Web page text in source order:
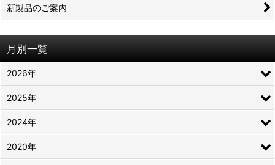
新製品のご案内
月別一覧
2026年
2025年
2024年
2020年